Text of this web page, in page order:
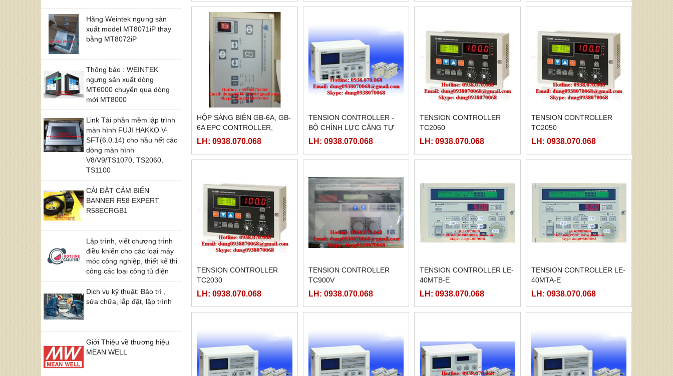
Hãng Weintek ngưng sản
xuất model MT8071iP thay
bằng MT8072iP
Thông báo : WEINTEK
ngưng sản xuất dòng
MT6000 chuyển qua dòng
mới MT8000
Link Tải phần mềm lập trình
màn hình FUJI HAKKO V-
SFT(6.0.14) cho hầu hết các
dòng màn hình
V8/V9/TS1070, TS2060,
TS1100
CÀI ĐẶT CẢM BIẾN
BANNER R58 EXPERT
R58ECRGB1
Lập trình, viết chương trình
điều khiển cho các loại máy
móc công nghiệp, thiết kế thi
công các loại công tủ điện
Dịch vụ kỹ thuật: Bảo trì ,
sửa chữa, lắp đặt, lập trình
Giới Thiệu về thương hiệu
MEAN WELL
HỘP SÀNG BIÊN GB-6A, GB-
6A EPC CONTROLLER,
LH: 0938.070.068
TENSION CONTROLLER -
BỘ CHỈNH LỰC CĂNG TỰ
ĐỘNG
LH: 0938.070.068
TENSION CONTROLLER
TC2060
LH: 0938.070.068
TENSION CONTROLLER
TC2050
LH: 0938.070.068
TENSION CONTROLLER
TC2030
LH: 0938.070.068
TENSION CONTROLLER
TC900V
LH: 0938.070.068
TENSION CONTROLLER LE-
40MTB-E
LH: 0938.070.068
TENSION CONTROLLER LE-
40MTA-E
LH: 0938.070.068